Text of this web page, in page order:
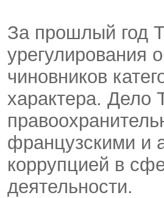
За прошлый год
урегулирования
чиновников
характера. Дело
французскими и
коррупцией в
деятельности.